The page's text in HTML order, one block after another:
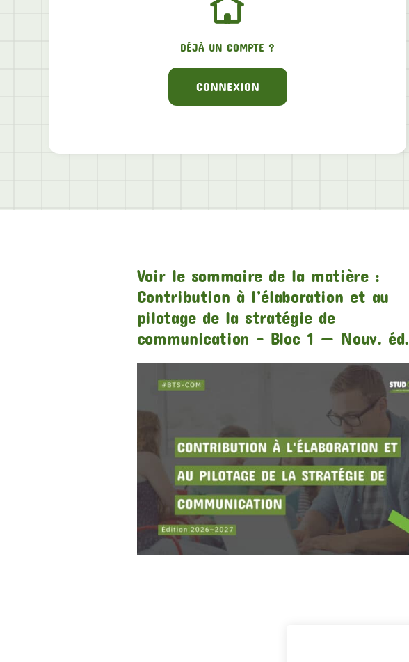
DÉJÀ UN COMPTE ?
CONNEXION
Voir le sommaire de la matière :
Contribution à l’élaboration et au
pilotage de la stratégie de
communication – Bloc 1 — Nouv. éd.